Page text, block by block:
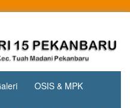
OSIS & MPK